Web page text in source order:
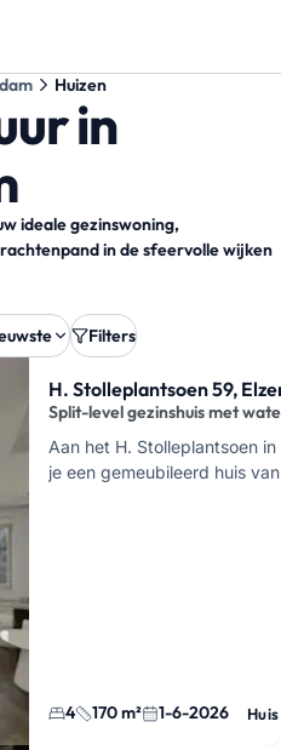
Huizen
in
ideale gezinswoning,
in de sfeervolle wijken
Filters
H. Stolleplantsoen 59,
Split-level gezinshuis met
Aan het H. Stolleplantsoen
je een gemeubileerd huis
4 170 m² 1-6-2026 Huis